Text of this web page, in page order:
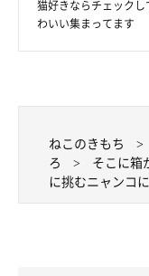
猫好きならチェック
わいい集まってます
ねこのきもち
ろ
そこに箱
に挑むニャンコ